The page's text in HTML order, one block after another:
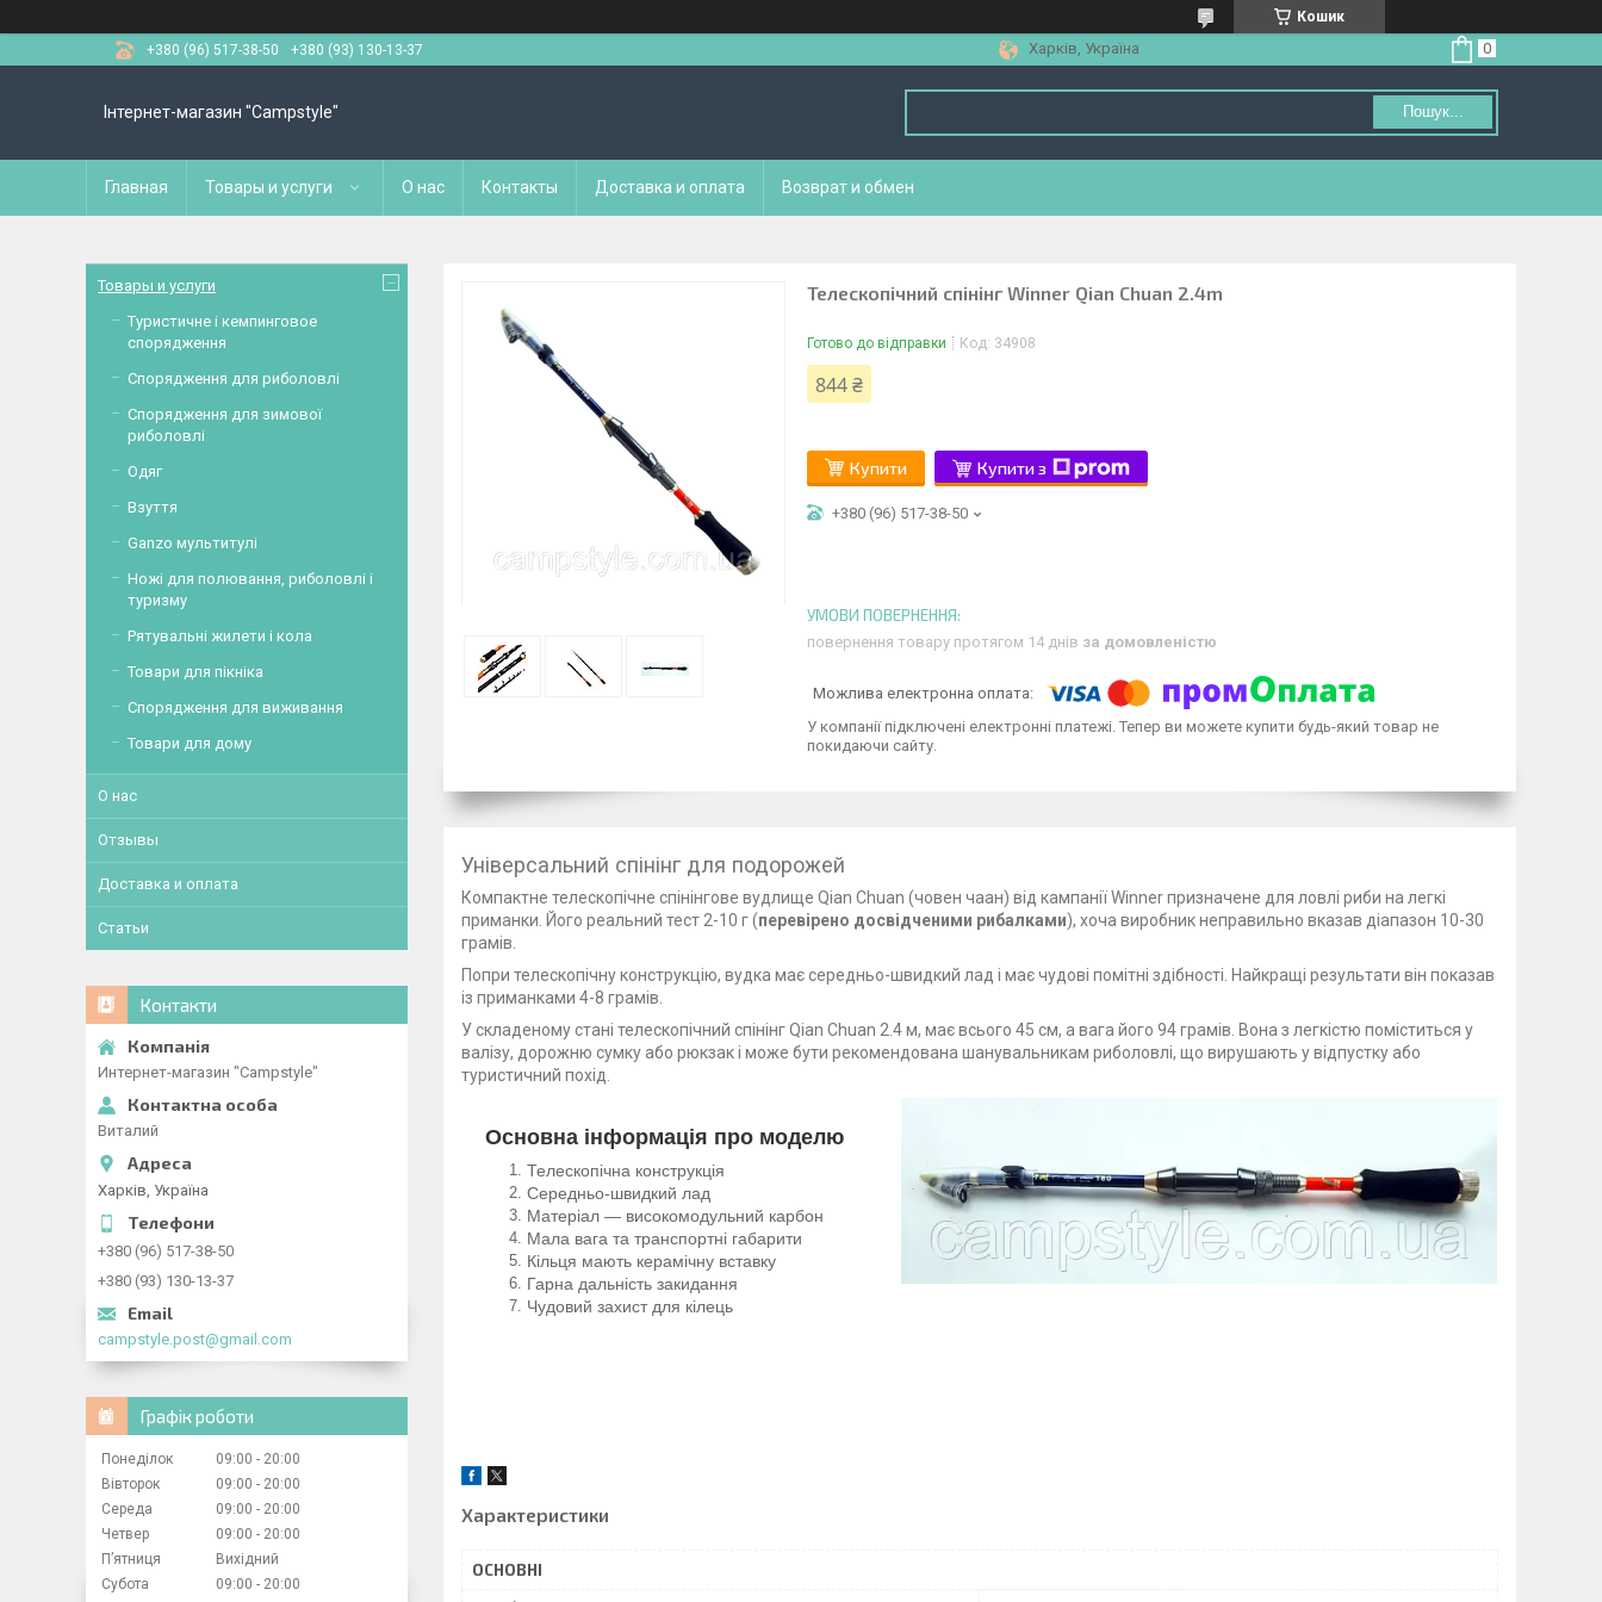
Кошик
+380 (96) 517-38-50
+380 (93) 130-13-37 Харків, Україна
Інтернет-магазин "Campstyle" Пошук...
Главная Товары и услуги О нас Контакты Доставка и оплата Возврат и обмен
Телескопічний спінінг Winner Qian Chuan 2.4m
Готово до відправки Код: 34908
844 ₴
Купити Купити з
+380 (96) 517-38-50
повернення товару протягом 14 днів за домовленістю
У компанії підключені електронні платежі. Тепер ви можете купити будь-який товар не
покидаючи сайту.
Універсальний спінінг для подорожей
Компактне телескопічне спінінгове вудлище Qian Chuan (човен чаан) від кампанії Winner призначене для ловлі риби на легкі
приманки. Його реальний тест 2-10 г (перевірено досвідченими рибалками), хоча виробник неправильно вказав діапазон 10-30
грамів.
Попри телескопічну конструкцію, вудка має середньо-швидкий лад і має чудові помітні здібності. Найкращі результати він показав
із приманками 4-8 грамів.
У складеному стані телескопічний спінінг Qian Chuan 2.4 м, має всього 45 см, а вага його 94 грамів. Вона з легкістю поміститься у
валізу, дорожню сумку або рюкзак і може бути рекомендована шанувальникам риболовлі, що вирушають у відпустку або
туристичний похід.
Основна інформація про моделю
Телескопічна конструкція
Середньо-швидкий лад
Матеріал — високомодульний карбон
Мала вага та транспортні габарити
Кільця мають керамічну вставку
Гарна дальність закидання
Чудовий захист для кілець
Характеристики
ОСНОВНІ
Товары и услуги
Туристичне і кемпинговое
спорядження
Спорядження для риболовлі
Спорядження для зимової
риболовлі
Одяг
Взуття
Ganzo мультитулі
Ножі для полювання, риболовлі і
туризму
Рятувальні жилети і кола
Товари для пікніка
Спорядження для виживання
Товари для дому
О нас
Отзывы
Доставка и оплата
Статьи
Контакти
Интернет-магазин "Campstyle"
Виталий
Харків, Україна
+380 (96) 517-38-50
+380 (93) 130-13-37
campstyle.post@gmail.com
Графік роботи
Понеділок 09:00
20:00
Вівторок
09:00
20:00
Середа
09:00
20:00
Четвер
09:00
20:00
Пʼятниця
Вихідний
Субота
09:00
20:00